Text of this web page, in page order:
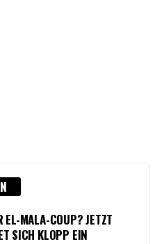
EL-MALA-COUP? JETZT
SICH KLOPP EIN